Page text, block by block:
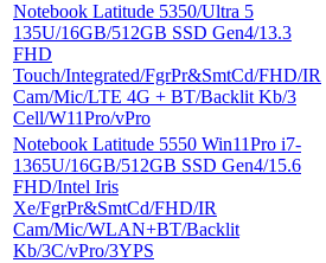
Notebook Latitude 5350/Ultra 5
135U/16GB/512GB SSD Gen4/13.3
FHD
Touch/Integrated/FgrPr&SmtCd/FHD/IR
Cam/Mic/LTE 4G + BT/Backlit Kb/3
Cell/W11Pro/vPro
Notebook Latitude 5550 Win11Pro i7-
1365U/16GB/512GB SSD Gen4/15.6
FHD/Intel Iris
Xe/FgrPr&SmtCd/FHD/IR
Cam/Mic/WLAN+BT/Backlit
Kb/3C/vPro/3YPS